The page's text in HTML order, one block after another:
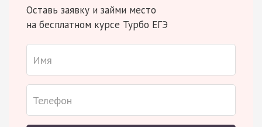
Оставь заявку и займи место
на бесплатном курсе Турбо ЕГЭ